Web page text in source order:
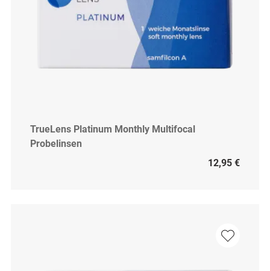
TrueLens Platinum Monthly Multifocal
Probelinsen
12,95 €